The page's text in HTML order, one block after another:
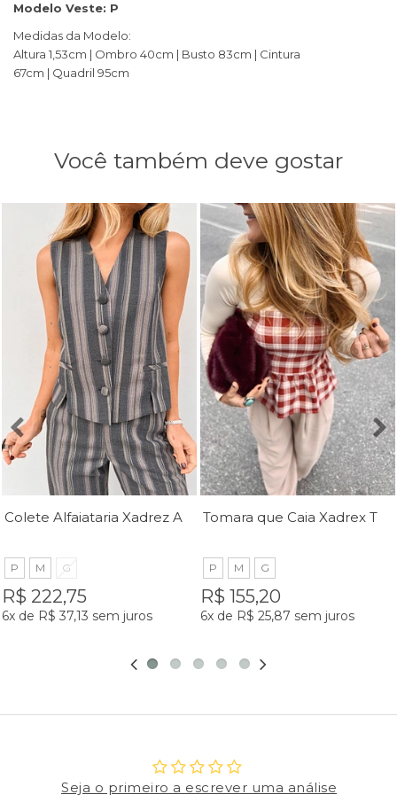
Modelo Veste: P
Medidas da Modelo:
Altura 1,53cm | Ombro 40cm | Busto 83cm | Cintura
67cm | Quadril 95cm
Você também deve gostar
P M G
R$ 222,75
6x de R$ 37,13 sem juros
P M G
R$ 155,20
6x de R$ 25,87 sem juros
Seja o primeiro a escrever uma análise